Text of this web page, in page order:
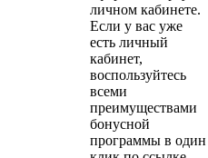
личном кабинете.
Если у вас уже
есть личный
кабинет,
воспользуйтесь
всеми
преимуществами
бонусной
программы в один